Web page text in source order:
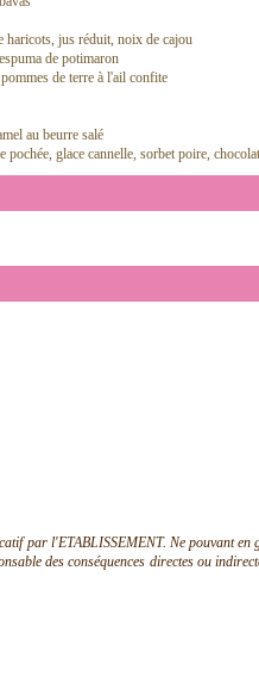
haricots, jus réduit, noix de cajou
de potimaron
de terre à l'ail confite
au beurre salé
glace cannelle, sorbet poire,
par l'ETABLISSEMENT. Ne pouvant
des conséquences directes ou